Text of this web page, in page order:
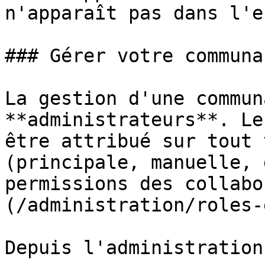
n'apparaît pas dans
### Gérer votre
La gestion d'une
**administrateurs**.
être attribué sur tout
(principale, manuelle,
permissions des
(/administration/roles-
Depuis